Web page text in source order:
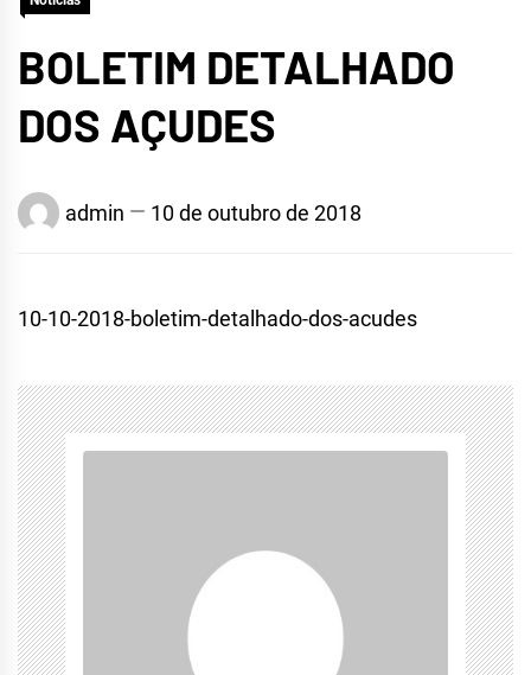
BOLETIM DETALHADO
DOS AÇUDES
admin 10 de outubro de 2018
10-10-2018-boletim-detalhado-dos-acudes